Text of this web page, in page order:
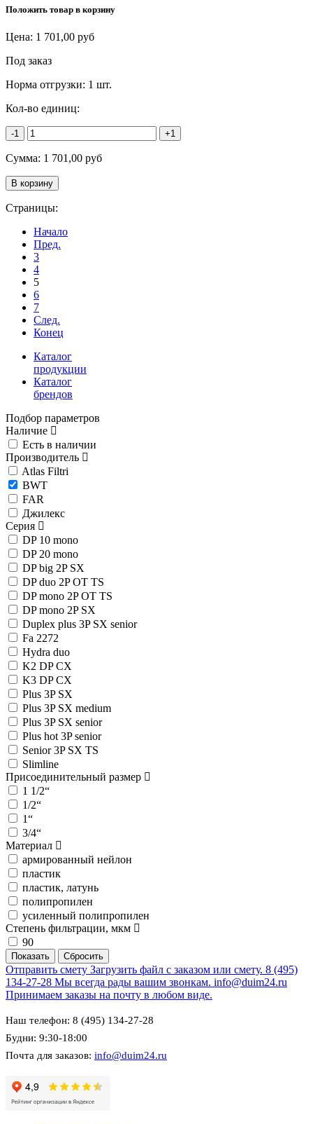
Положить товар в корзину
Цена: 1 701,00 руб
Под заказ
Норма отгрузки: 1 шт.
Кол-во единиц:
-1 +1
Сумма: 1 701,00 руб
Страницы:
Начало
Пред.
3
4
5
6
7
След.
Конец
Каталог
продукции
Каталог
брендов
Подбор параметров
Наличие
Есть в наличии
Производитель
Atlas Filtri
BWT
FAR
Джилекс
Серия
DP 10 mono
DP 20 mono
DP big 2P SX
DP duo 2P OT TS
DP mono 2P OT TS
DP mono 2P SX
Duplex plus 3P SX senior
Fa 2272
Hydra duo
K2 DP CX
K3 DP CX
Plus 3P SX
Plus 3P SX medium
Plus 3P SX senior
Plus hot 3P senior
Senior 3P SX TS
Slimline
Присоединительный размер
1 1/2“
1/2“
1“
3/4“
Материал
армированный нейлон
пластик
пластик, латунь
полипропилен
усиленный полипропилен
Степень фильтрации, мкм
90
Отправить смету Загрузить файл с заказом или смету. 8 (495)
134-27-28 Мы всегда рады вашим звонкам. info@duim24.ru
Принимаем заказы на почту в любом виде.
Наш телефон: 8 (495) 134-27-28
Будни: 9:30-18:00
Почта для заказов: info@duim24.ru